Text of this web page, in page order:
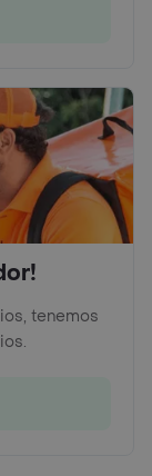
tenemos